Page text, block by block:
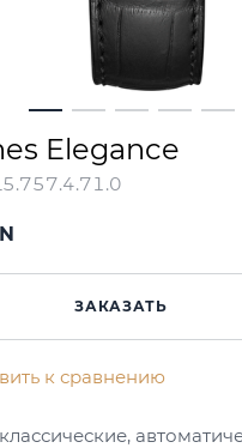
Elegance
ЗАКАЗАТЬ
к сравнению